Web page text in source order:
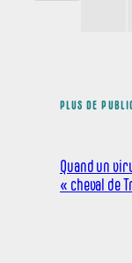
PLUS DE
Quand un
« cheval de